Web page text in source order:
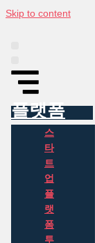
Skip to content
플랫폼
스
타
트
업
플
랫
폼
투